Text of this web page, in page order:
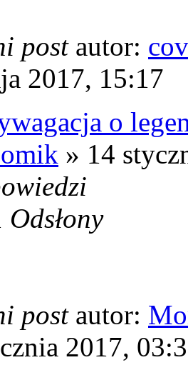
post autor:
2017, 15:17
o
» 14
Odsłony
post autor:
2017,